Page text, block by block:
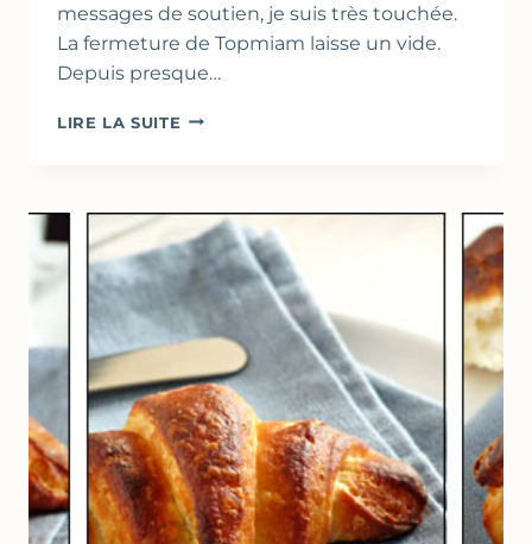
messages de soutien, je suis très touchée.
La fermeture de Topmiam laisse un vide.
Depuis presque…
LIRE LA SUITE BEIGNETS
AUX
CÉBETTES
&
CHÈVRE